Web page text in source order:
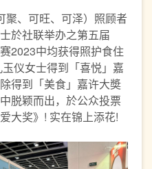
聚、可旺、可泽）照顾者
於社联举办之第五届
2023中均获得照护食住
仪女士得到「喜悦」嘉
得到「美食」嘉许大奬
脱颖而出，於公众投票
大奖》! 实在锦上添花!